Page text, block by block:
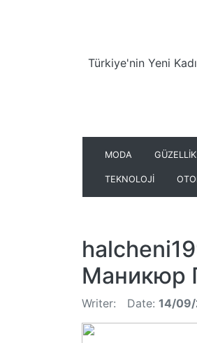
Türkiye'nin Yeni
MODA GÜZELLİK
TEKNOLOJİ
Маникюр
Writer: Date: 14/